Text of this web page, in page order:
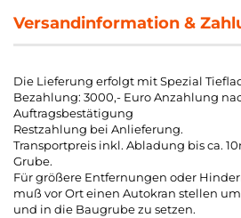
Versandinformation &
Die Lieferung erfolgt mit Spezial
Bezahlung: 3000,- Euro Anzahlung
Auftragsbestätigung
Restzahlung bei Anlieferung.
Transportpreis inkl. Abladung bis ca.
Grube.
Für größere Entfernungen oder
muß vor Ort einen Autokran stellen
und in die Baugrube zu setzen.